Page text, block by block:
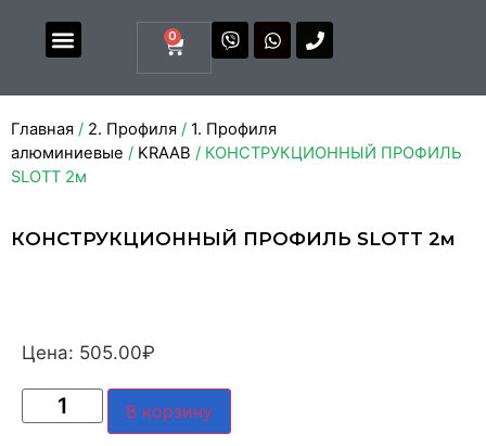
0
Главная / 2. Профиля / 1. Профиля
алюминиевые / KRAAB / КОНСТРУКЦИОННЫЙ ПРОФИЛЬ
SLOTT 2м
КОНСТРУКЦИОННЫЙ ПРОФИЛЬ SLOTT 2м
Цена: 505.00₽
В корзину